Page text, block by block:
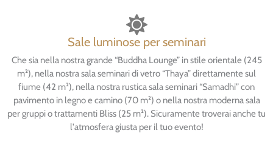
Sale luminose per seminari
Che sia nella nostra grande “Buddha Lounge” in stile orientale (245
m²), nella nostra sala seminari di vetro “Thaya” direttamente sul
fiume (42 m²), nella nostra rustica sala seminari “Samadhi” con
pavimento in legno e camino (70 m²) o nella nostra moderna sala
per gruppi o trattamenti Bliss (25 m²). Sicuramente troverai anche tu
l'atmosfera giusta per il tuo evento!